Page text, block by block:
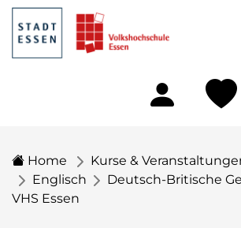
Home Kurse &
Englisch
Deutsch-Britische
VHS Essen